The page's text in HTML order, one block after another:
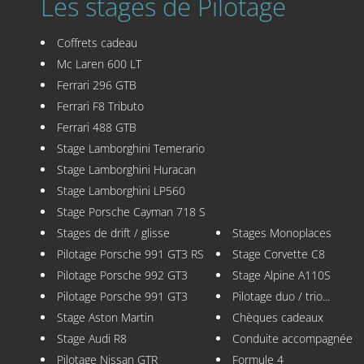
Coffrets cadeau
Mc Laren 600 LT
Ferrari 296 GTB
Ferrari F8 Tributo
Ferrari 488 GTB
Stage Lamborghini Temerario
Stage Lamborghini Huracan
Stage Lamborghini LP560
Stage Porsche Cayman 718 S
Stages de drift / glisse
Pilotage Porsche 991 GT3 RS
Pilotage Porsche 992 GT3
Pilotage Porsche 991 GT3
Stage Aston Martin
Stage Audi R8
Pilotage Nissan GTR
Stages Monoplaces
Stage Corvette C8
Stage Alpine A110S
Pilotage duo / trio...
Chèques cadeaux
Conduite accompagnée
Formule 4